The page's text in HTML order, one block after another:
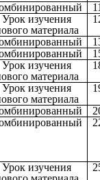
Урок изучения
материала
Урок изучения
материала
Урок изучения
материала
Урок изучения